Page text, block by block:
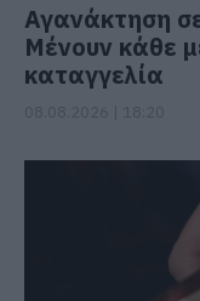
Αγανάκτηση
Μένουν κάθε
καταγγελία